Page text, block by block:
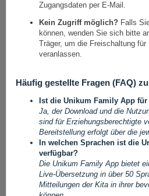
Zugangsdaten per E-Mail.
Kein Zugriff möglich? Falls
können, wenden Sie sich bitte
Träger, um die Freischaltung
veranlassen.
Häufig gestellte Fragen (FAQ)
Ist die Unikum Family App
Ja, der Download und die
sind für Erziehungsberechtigte
Bereitstellung erfolgt über die
In welchen Sprachen ist die
verfügbar?
Die Unikum Family App bietet
Live-Übersetzung in über 50
Mitteilungen der Kita in ihrer